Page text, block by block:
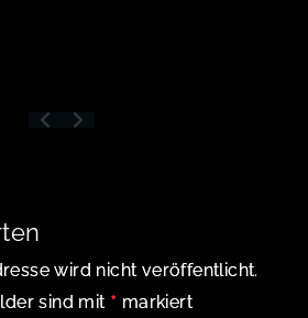
wird nicht veröffentlicht.
sind mit * markiert